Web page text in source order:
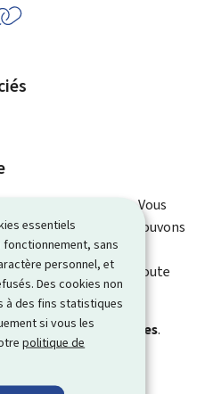
essentiels
sans
personnel, et
Des cookies non
à des fins statistiques
si vous les
politique de
de cette page. Vous
sur ce que nous pouvons
de réponse à votre
de contact pour toute
( * ) sontobligatoires.
?